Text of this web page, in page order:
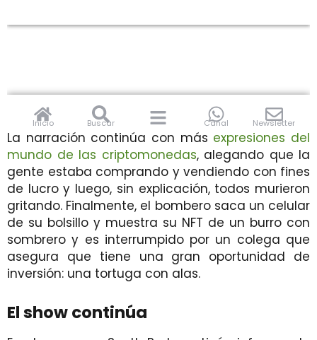
La narración continúa con más expresiones del
mundo de las criptomonedas, alegando que la
gente estaba comprando y vendiendo con fines
de lucro y luego, sin explicación, todos murieron
gritando. Finalmente, el bombero saca un celular
de su bolsillo y muestra su NFT de un burro con
sombrero y es interrumpido por un colega que
asegura que tiene una gran oportunidad de
inversión: una tortuga con alas.
El show continúa